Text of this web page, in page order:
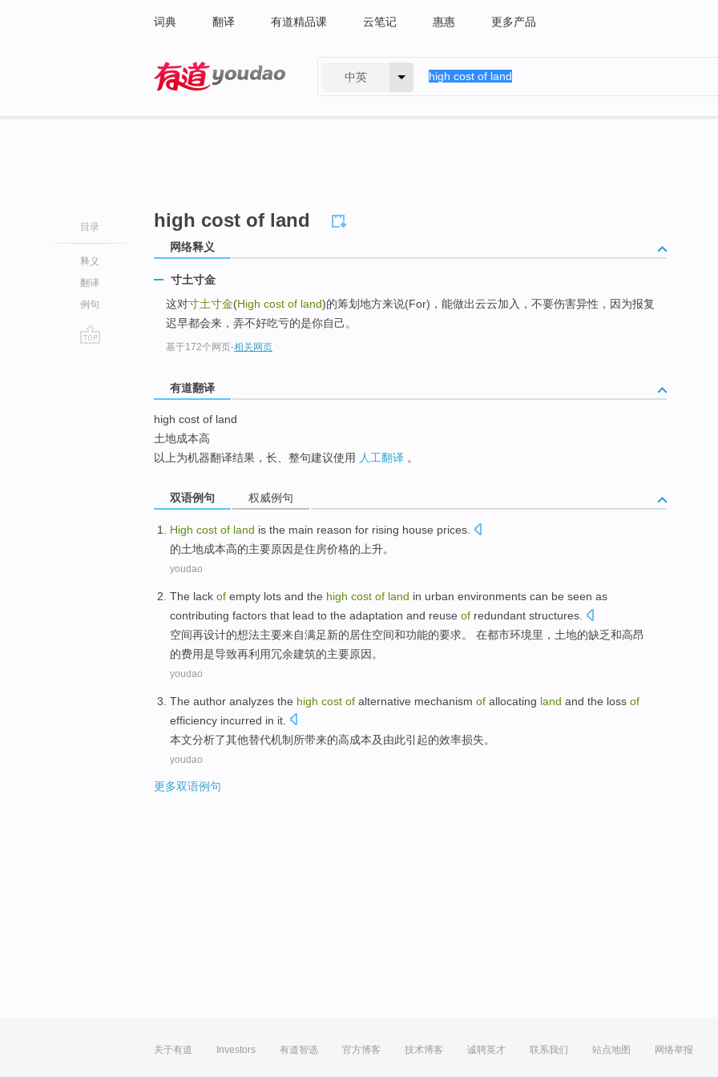
词典 翻译 有道精品课 云笔记 惠惠 更多产品
中英
目录
释义
翻译
例句
high cost of land
网络释义
寸土寸金
这对寸土寸金(High cost of land)的筹划地方来说(For)，能做出云云加入，不要伤害异性，因为报复
迟早都会来，弄不好吃亏的是你自己。
基于172个网页-相关网页
有道翻译
high cost of land
土地成本高
以上为机器翻译结果，长、整句建议使用 人工翻译 。
双语例句 权威例句
High cost of land is the main reason for rising house prices
的土地成本高的主要原因是住房价格的 上升。
youdao
The lack of empty lots and the high cost of land in urban environments can be seen as
contributing factors that lead to the adaptation and reuse of redundant structures
空间再设计的想法主要来自满足新的居住空间和功能的要求。 在都市环境里， 土地的缺乏和高昂
的费用是导致再利用冗余建筑的主要原因 。
youdao
The author analyzes the high cost of alternative mechanism of allocating land and the loss of
efficiency incurred in it.
本文分析了其他替代机制 所带来的高成本及由此引起的效率损失。
youdao
更多双语例句
关于有道 Investors 有道智选 官方博客 技术博客 诚聘英才 联系我们 站点地图 网络举报